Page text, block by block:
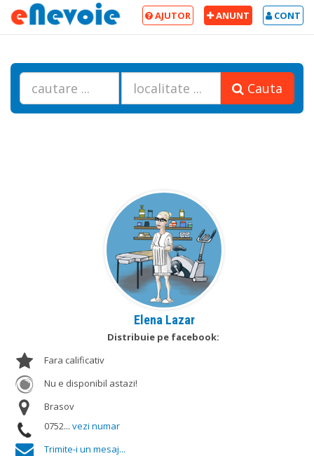
CONT
ANUNT
AJUTOR
Cauta
Elena Lazar
Distribuie pe facebook:
Fara calificativ
Nu e disponibil astazi!
Brasov
0752... vezi numar
Trimite-i un mesaj...